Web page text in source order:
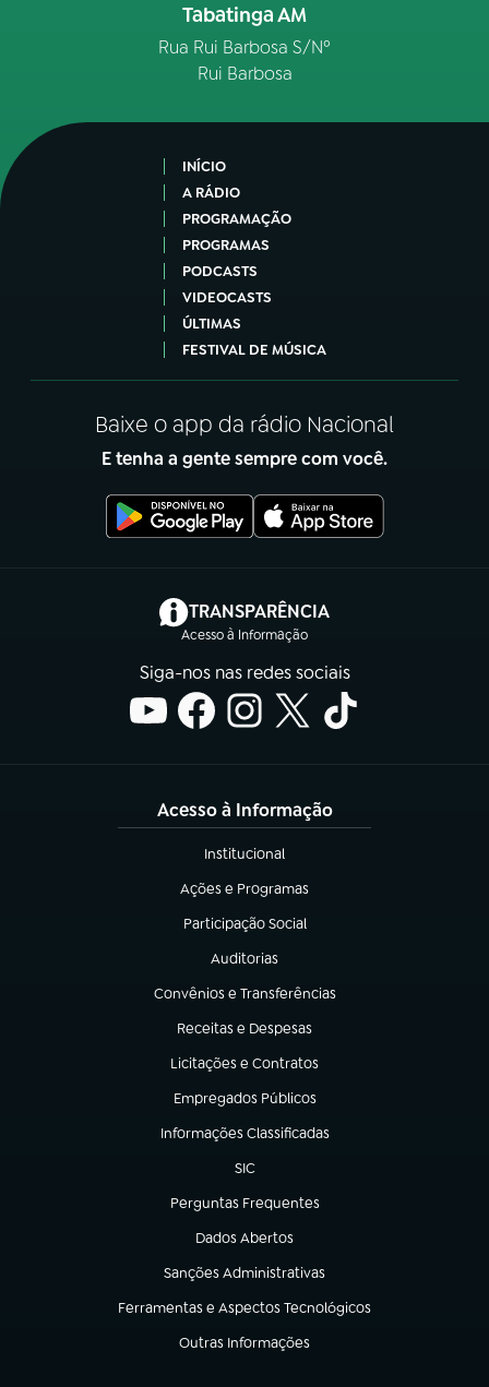
Tabatinga AM
Rua Rui Barbosa S/Nº
Rui Barbosa
INÍCIO
A RÁDIO
PROGRAMAÇÃO
PROGRAMAS
PODCASTS
VIDEOCASTS
ÚLTIMAS
FESTIVAL DE MÚSICA
Baixe o app da rádio Nacional
E tenha a gente sempre com você.
TRANSPARÊNCIA
Acesso à Informação
(abre em nova aba)
Siga-nos nas redes sociais
Acesso à Informação
Institucional
(abre em nova aba)
Ações e Programas
(abre em nova aba)
Participação Social
(abre em nova aba)
Auditorias
(abre em nova aba)
Convênios e Transferências
(abre em nova aba)
Receitas e Despesas
(abre em nova aba)
Licitações e Contratos
(abre em nova aba)
Empregados Públicos
(abre em nova aba)
Informações Classificadas
(abre em nova aba)
SIC
(abre em nova aba)
Perguntas Frequentes
(abre em nova aba)
Dados Abertos
(abre em nova aba)
Sanções Administrativas
(abre em nova aba)
Ferramentas e Aspectos Tecnológicos
(abre em nova aba)
Outras Informações
(abre em nova aba)